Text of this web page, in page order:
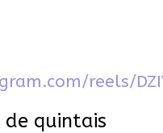
reels/
de quintais